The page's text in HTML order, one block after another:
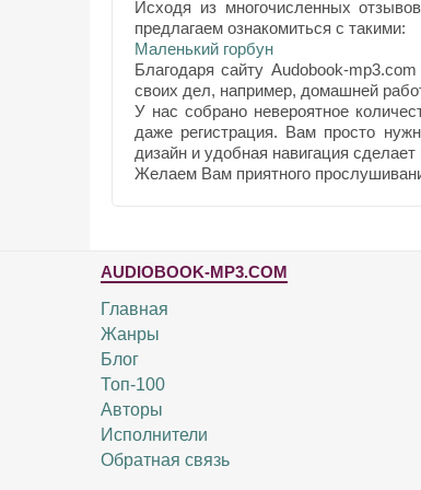
Исходя из многочисленных
предлагаем ознакомиться с такими:
Маленький горбун
Благодаря сайту Audobook-
своих дел, например, домашней
У нас собрано невероятное
даже регистрация. Вам просто
дизайн и удобная навигация
Желаем Вам приятного
AUDIOBOOK-MP3.COM
Главная
Жанры
Блог
Топ-100
Авторы
Исполнители
Обратная связь